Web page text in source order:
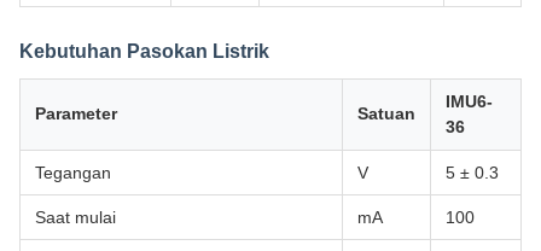
Kebutuhan Pasokan Listrik
Parameter Satuan
IMU6-
36
Tegangan V 5 ± 0.3
Saat mulai mA 100